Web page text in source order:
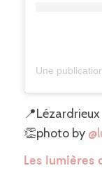
Les lumières
Une
📍Lézardrieux
👏photo by